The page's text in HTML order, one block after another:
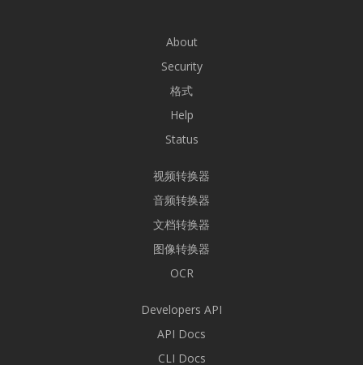
About
Security
格式
Help
Status
视频转换器
音频转换器
文档转换器
图像转换器
OCR
Developers API
API Docs
CLI Docs